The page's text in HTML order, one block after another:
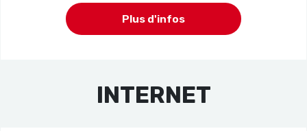
Plus d'infos
INTERNET